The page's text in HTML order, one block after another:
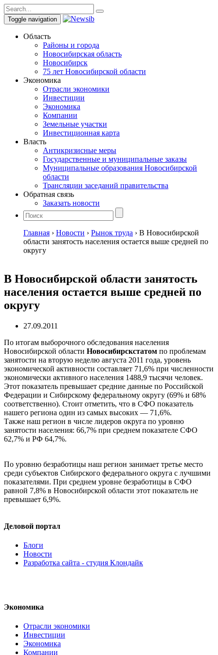
Toggle navigation
Область
Районы и города
Новосибирская область
Новосибирск
75 лет Новосибирской области
Экономика
Отрасли экономики
Инвестиции
Экономика
Компании
Земельные участки
Инвестиционная карта
Власть
Антикризисные меры
Государственные и муниципальные заказы
Муниципальные образования Новосибирской
области
Трансляции заседаний правительства
Обратная связь
Заказать новости
Главная › Новости › Рынок труда › В Новосибирской
области занятость населения остается выше средней по
округу
В Новосибирской области занятость
населения остается выше средней по
округу
27.09.2011
По итогам выборочного обследования населения
Новосибирской области Новосибирскстатом по проблемам
занятости на вторую неделю августа 2011 года, уровень
экономической активности составляет 71,6% при численности
экономически активного населения 1488,9 тысячи человек.
Этот показатель превышает средние данные по Российской
Федерации и Сибирскому федеральному округу (69% и 68%
соответственно). Стоит отметить, что в СФО показатель
нашего региона один из самых высоких — 71,6%.
Также наш регион в числе лидеров округа по уровню
занятости населения: 66,7% при среднем показателе СФО
62,7% и РФ 64,7%.
По уровню безработицы наш регион занимает третье место
среди субъектов Сибирского федерального округа с лучшими
показателями. При среднем уровне безработицы в СФО
равной 7,8% в Новосибирской области этот показатель не
превышает 6,9%.
Деловой портал
Блоги
Новости
Разработка сайта - студия Клондайк
Экономика
Отрасли экономики
Инвестиции
Экономика
Компании